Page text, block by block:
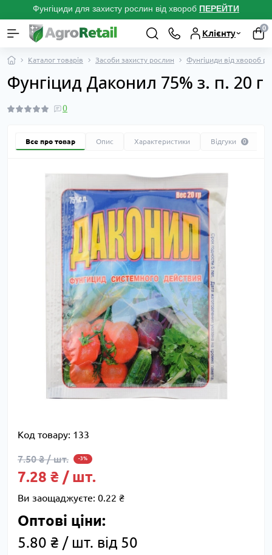
Фунгіциди для захисту рослин від хвороб ПЕРЕЙТИ
Клієнту
0
Каталог товарів Засоби захисту рослин Фунгіциди від хвороб
Фунгіцид Даконил 75% з. п. 20 г
0
Все про товар Опис Характеристики Відгуки 0
Код товару: 133
7.50 ₴ / шт. -3%
7.28 ₴ / шт.
Ви заощаджуєте: 0.22 ₴
Оптові ціни:
5.80 ₴ / шт. від 50